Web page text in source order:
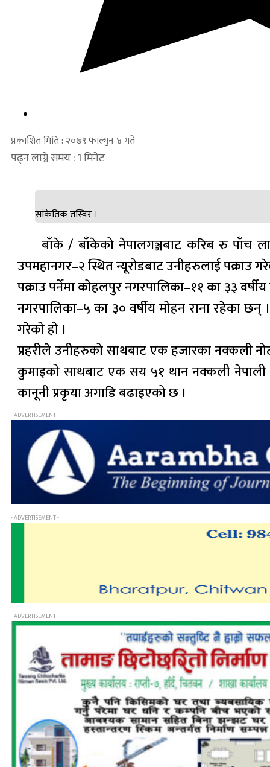
प्रकाशित मिति : २०७९ फाल्गुन ४ गते
पढ्न लाग्ने समय : 1 मिनेट
सांकेतिक तस्बिर ।
बाँके / बाँकेको नेपालगञ्जबाट करिब रु पाँच
उपमहानगर–२ स्थित न्यूरोडबाट उनीहरुलाई पक्राउ
पक्राउ पर्नेमा कोहलपुर नगरपालिका–११ का ३३
नगरपालिका–५ का ३० वर्षीय मोहन राना रहेका
गरेको हो ।
प्रहरीले उनीहरुको साथबाट एक हजारका नक्कली
कुमाइको साथबाट एक सय ५१ थान नक्कली
कानूनी प्रकृया अगाडि बढाइएको छ ।
- ADVERTISEMENT -
- ADVERTISEMENT -
- ADVERTISEMENT -